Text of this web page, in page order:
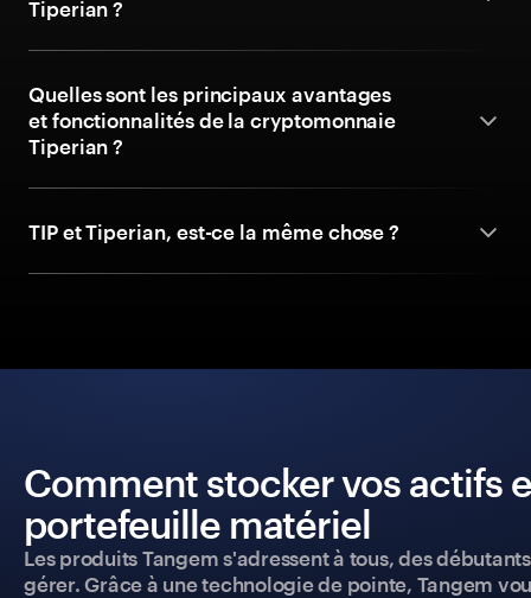
Tiperian ?
Quelles sont les principaux avantages
et fonctionnalités de la cryptomonnaie
Tiperian ?
TIP et Tiperian, est-ce la même chose ?
Comment stocker vos actifs
portefeuille matériel
Les produits Tangem s'adressent à tous, des
gérer. Grâce à une technologie de pointe, Tangem